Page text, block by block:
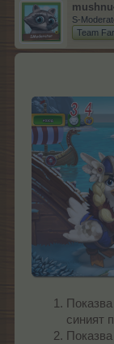
S-
Team
синият
Показва